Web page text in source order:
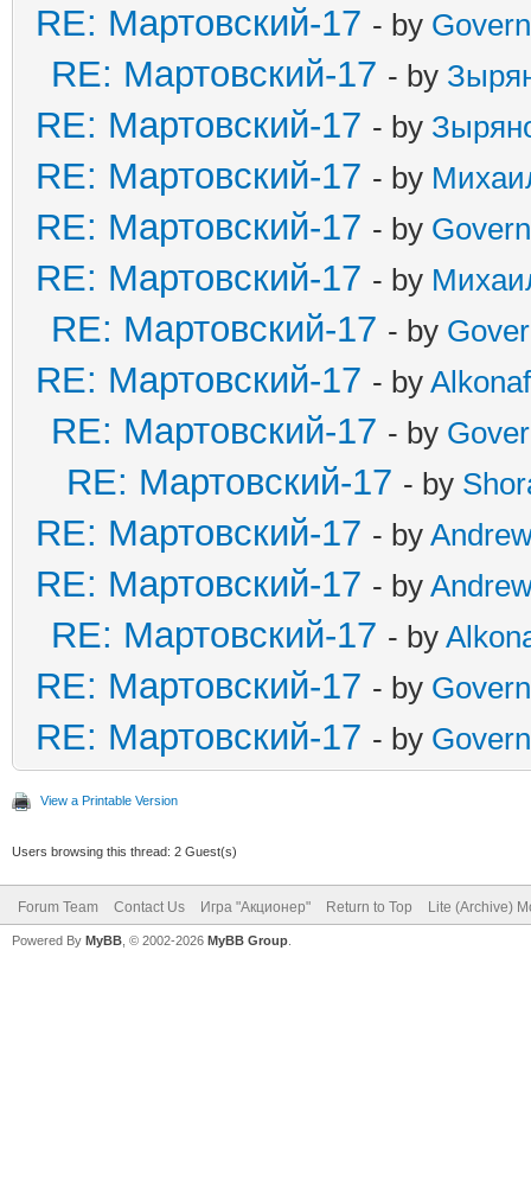
RE: Мартовский-17 - by
RE: Мартовский-17 - by
RE: Мартовский-17 - by
RE: Мартовский-17 - by
RE: Мартовский-17 - by
RE: Мартовский-17 - by
RE: Мартовский-17 - by
RE: Мартовский-17 - by
RE: Мартовский-17 - by
RE: Мартовский-17 - by
RE: Мартовский-17 - by
RE: Мартовский-17 - by
RE: Мартовский-17 - by
RE: Мартовский-17 - by
RE: Мартовский-17 - by
View a Printable Version
Users browsing this thread: 2 Guest(s)
Forum Team Contact Us Игра "Акционер" Return to Top Lite (Archive)
Powered By MyBB , © 2002-2026 MyBB Group